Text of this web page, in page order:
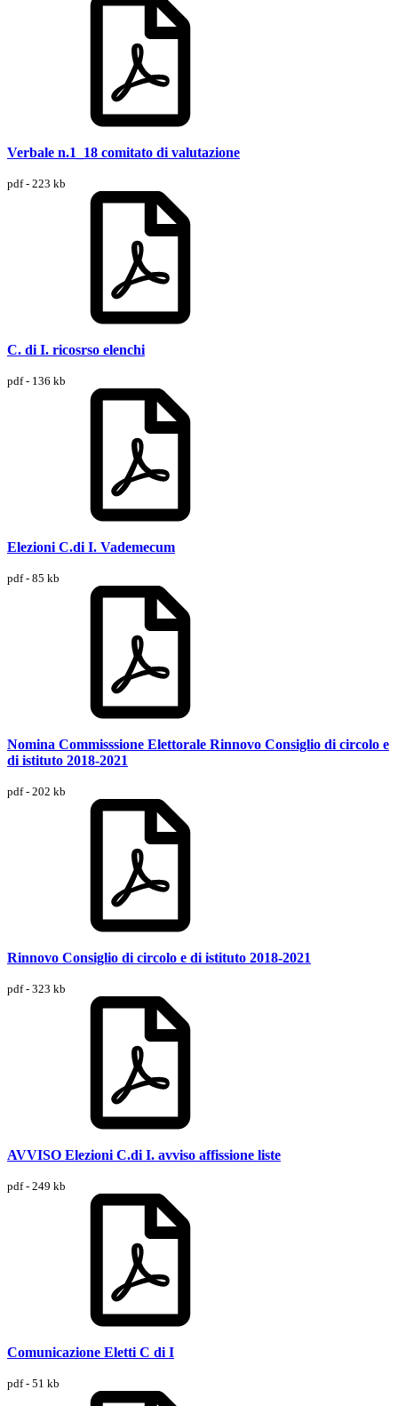
Verbale n.1_18 comitato di valutazione
pdf - 223 kb
C. di I. ricosrso elenchi
pdf - 136 kb
Elezioni C.di I. Vademecum
pdf - 85 kb
Nomina Commisssione Elettorale Rinnovo Consiglio di circolo e
di istituto 2018-2021
pdf - 202 kb
Rinnovo Consiglio di circolo e di istituto 2018-2021
pdf - 323 kb
AVVISO Elezioni C.di I. avviso affissione liste
pdf - 249 kb
Comunicazione Eletti C di I
pdf - 51 kb